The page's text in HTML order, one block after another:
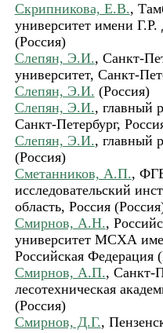
Скрипникова, Е.В.,
университет имени
(Россия)
Слепян, Э.И., Санкт-
университет, Санкт-
Слепян, Э.И. (Россия)
Слепян, Э.И., главный
Санкт-Петербург,
Слепян, Э.И., главный
(Россия)
Сметанников, А.П.,
исследовательский
область, Россия
Смирнов, А.Н.,
университет МСХА
Российская Федерация
Смирнов, А.П., Санкт-
лесотехническая
(Россия)
Смирнов, Д.Г.,